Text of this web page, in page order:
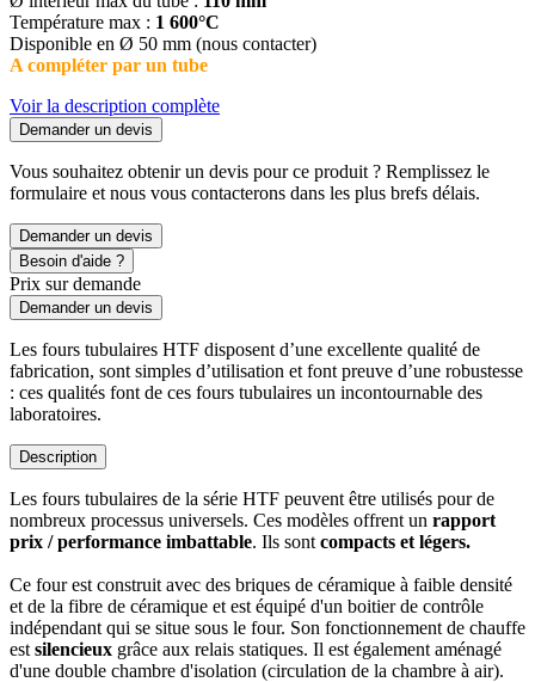
Température max : 1 600°C
Disponible en Ø 50 mm (nous contacter)
A compléter par un tube
Voir la description complète
Demander un devis
Vous souhaitez obtenir un devis pour ce produit ? Remplissez le
formulaire et nous vous contacterons dans les plus brefs délais.
Demander un devis
Besoin d'aide ?
Prix sur demande
Demander un devis
Les fours tubulaires HTF disposent d’une excellente qualité de
fabrication, sont simples d’utilisation et font preuve d’une robustesse
: ces qualités font de ces fours tubulaires un incontournable des
laboratoires.
Description
Les fours tubulaires de la série HTF peuvent être utilisés pour de
nombreux processus universels. Ces modèles offrent un rapport
prix / performance imbattable. Ils sont compacts et légers.
Ce four est construit avec des briques de céramique à faible densité
et de la fibre de céramique et est équipé d'un boitier de contrôle
indépendant qui se situe sous le four. Son fonctionnement de chauffe
est silencieux grâce aux relais statiques. Il est également aménagé
d'une double chambre d'isolation (circulation de la chambre à air).